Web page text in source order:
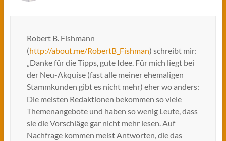
Robert B. Fishmann
(http://about.me/RobertB_Fishman) schreibt mir:
„Danke für die Tipps, gute Idee. Für mich liegt bei
der Neu-Akquise (fast alle meiner ehemaligen
Stammkunden gibt es nicht mehr) eher wo anders:
Die meisten Redaktionen bekommen so viele
Themenangebote und haben so wenig Leute, dass
sie die Vorschläge gar nicht mehr lesen. Auf
Nachfrage kommen meist Antworten, die das